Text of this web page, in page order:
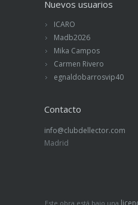
Nuevos usuarios
ICARO
Madb2026
Mika Campos
Carmen Rivero
egnaldobarrosvip40
Contacto
info@clubdellector.com
Madrid
Este obra está bajo una